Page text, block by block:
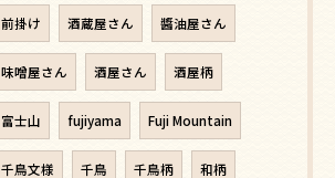
前掛け 酒蔵屋さん 醬油屋さん
味噌屋さん 酒屋さん 酒屋柄
富士山 fujiyama Fuji Mountain
千鳥文様 千鳥 千鳥柄 和柄